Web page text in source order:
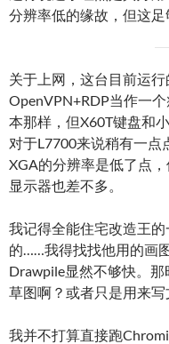
分辨率低的缘故，但这足
关于上网，这台目前运
OpenVPN+RDP当作一
本那样，但X60T键盘和
对于L7700来说稍有一点
XGA的分辨率是低了点
显示器也差不多。
我记得全能住宅改造王
的……我得找找他用的画
Drawpile显然不够快。
草图啊？或者只是用来写
我并不打算直接跑